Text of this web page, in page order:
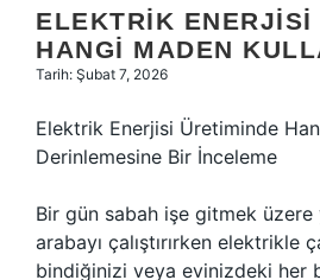
Hakkımızda
ELEKTRIK ENERJISI
HANGI MADEN
Tarih: Şubat 7, 2026
Elektrik Enerjisi Üretiminde
Derinlemesine Bir İnceleme
Bir gün sabah işe gitmek üzere
arabayı çalıştırırken elektrikle
bindiğinizi veya evinizdeki her